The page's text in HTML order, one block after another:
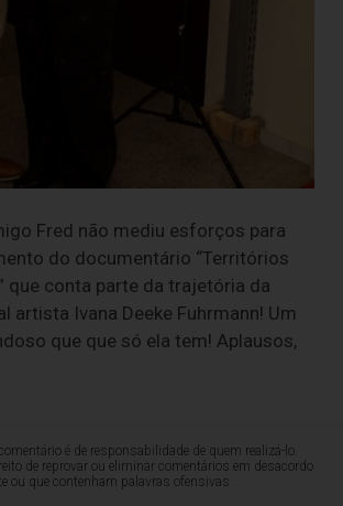
Fred não mediu esforços para
do documentário “Territórios
que conta parte da trajetória da
artista Ivana Deeke Fuhrmann! Um
que que só ela tem! Aplausos,
é de responsabilidade de quem realizá-lo.
de reprovar ou eliminar comentários em desacordo
ou que contenham palavras ofensivas.